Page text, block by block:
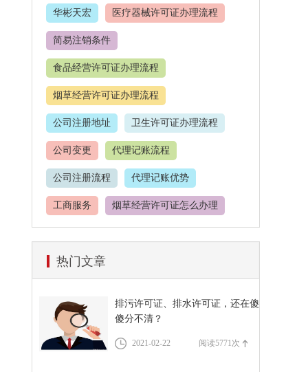
华彬天宏 医疗器械许可证办理流程
简易注销条件
食品经营许可证办理流程
烟草经营许可证办理流程
公司注册地址 卫生许可证办理流程
公司变更 代理记账流程
公司注册流程 代理记账优势
工商服务 烟草经营许可证怎么办理
食品经营许可证办理价格
资质代办流程
道路运输许可证办理流程 税务服务
热门文章
排污许可证、排水许可证，还在傻
傻分不清？
2021-02-22 阅读5771次